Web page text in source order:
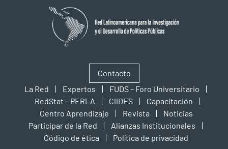
Contacto
La Red
Expertos
FUDS – Foro Universitario
RedStat – PERLA
CiiDES
Capacitación
Centro Aprendizaje
Revista
Noticias
Participar de la Red
Alianzas Institucionales
Código de ética
Política de privacidad